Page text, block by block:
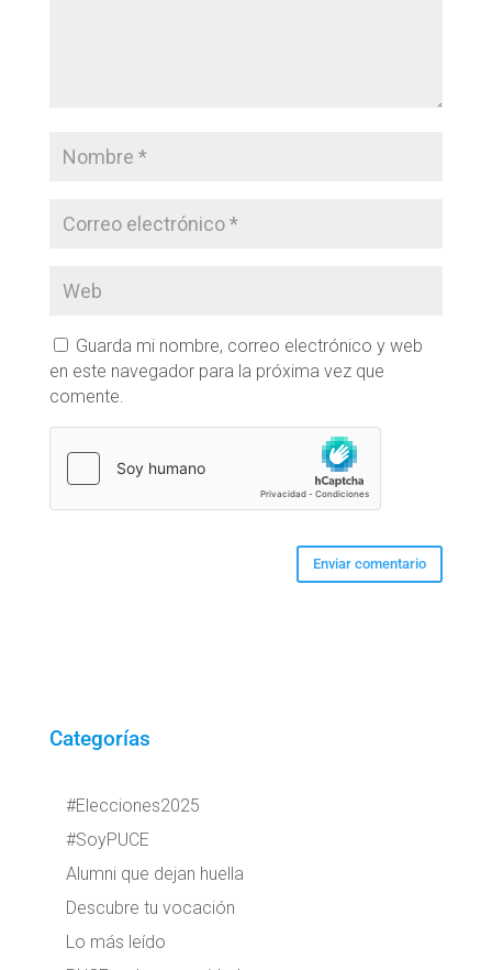
Guarda mi nombre, correo electrónico y web
en este navegador para la próxima vez que
comente.
Categorías
#Elecciones2025
#SoyPUCE
Alumni que dejan huella
Descubre tu vocación
Lo más leído